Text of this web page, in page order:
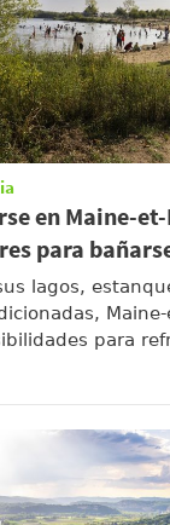
en Maine-
para
lagos,
para